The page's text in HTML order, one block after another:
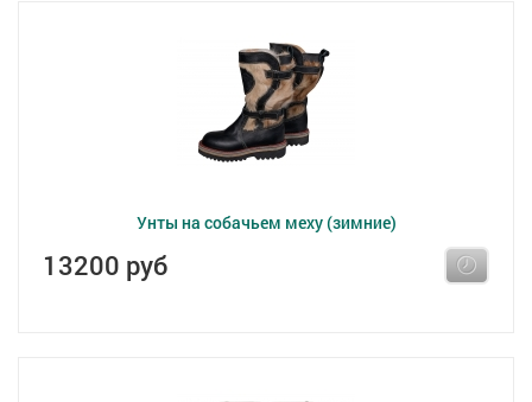
Унты на собачьем меху (зимние)
13200 руб